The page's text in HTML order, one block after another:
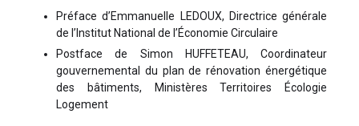
Préface d’Emmanuelle LEDOUX, Directrice générale
de l’Institut National de l’Économie Circulaire
Postface de Simon HUFFETEAU, Coordinateur
gouvernemental du plan de rénovation énergétique
des bâtiments, Ministères Territoires Écologie
Logement